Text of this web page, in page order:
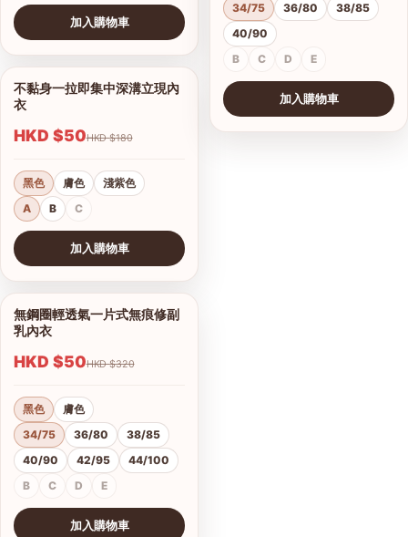
加入購物車
1/8
查看圖片
不黏身一拉即集中深溝立現內
衣
HKD $50 HKD $180
黑色 膚色
淺紫色
A
B C
加入購物車
1/10
查看圖片
無鋼圈輕透氣一片式無痕修副
乳內衣
HKD $50 HKD $320
黑色
膚色
34/75
36/80
38/85
40/90
42/95
44/100
B
C D E
加入購物車
34/75
36/80
38/85
40/90
B
C D E
加入購物車